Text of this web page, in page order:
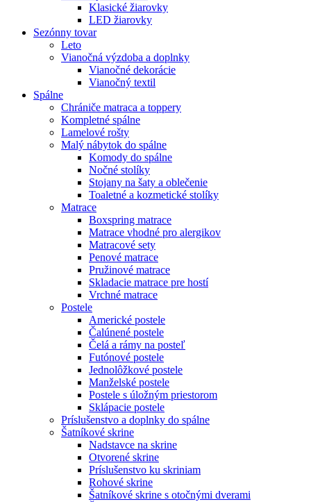
Klasické žiarovky
LED žiarovky
Sezónny tovar
Leto
Vianočná výzdoba a doplnky
Vianočné dekorácie
Vianočný textil
Spálne
Chrániče matraca a toppery
Kompletné spálne
Lamelové rošty
Malý nábytok do spálne
Komody do spálne
Nočné stolíky
Stojany na šaty a oblečenie
Toaletné a kozmetické stolíky
Matrace
Boxspring matrace
Matrace vhodné pro alergikov
Matracové sety
Penové matrace
Pružinové matrace
Skladacie matrace pre hostí
Vrchné matrace
Postele
Americké postele
Čalúnené postele
Čelá a rámy na posteľ
Futónové postele
Jednolôžkové postele
Manželské postele
Postele s úložným priestorom
Sklápacie postele
Príslušenstvo a doplnky do spálne
Šatníkové skrine
Nadstavce na skrine
Otvorené skrine
Príslušenstvo ku skriniam
Rohové skrine
Šatníkové skrine s otočnými dverami